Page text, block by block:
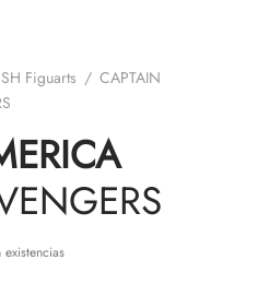
SH Figuarts / CAPTAIN
existencias